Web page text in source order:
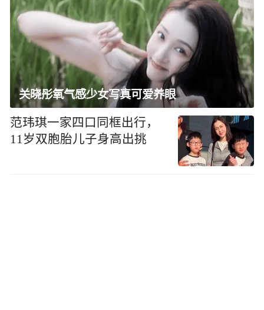
关晓彤氧气感少女写真可爱养眼
范玮琪一家四口同框出行，
11岁双胞胎儿子身高出挑